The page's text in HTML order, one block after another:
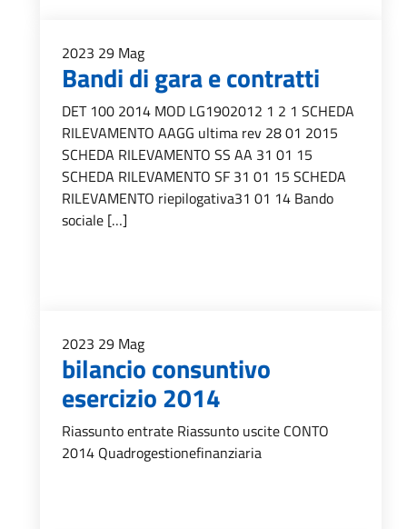
2023 29 Mag
Bandi di gara e contratti
DET 100 2014 MOD LG1902012 1 2 1 SCHEDA
RILEVAMENTO AAGG ultima rev 28 01 2015
SCHEDA RILEVAMENTO SS AA 31 01 15
SCHEDA RILEVAMENTO SF 31 01 15 SCHEDA
RILEVAMENTO riepilogativa31 01 14 Bando
sociale […]
2023 29 Mag
bilancio consuntivo
esercizio 2014
Riassunto entrate Riassunto uscite CONTO
2014 Quadrogestionefinanziaria